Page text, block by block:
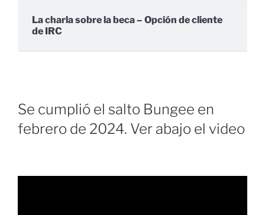
La charla sobre la beca – Opción de cliente
de IRC
Se cumplió el salto Bungee en
febrero de 2024. Ver abajo el video